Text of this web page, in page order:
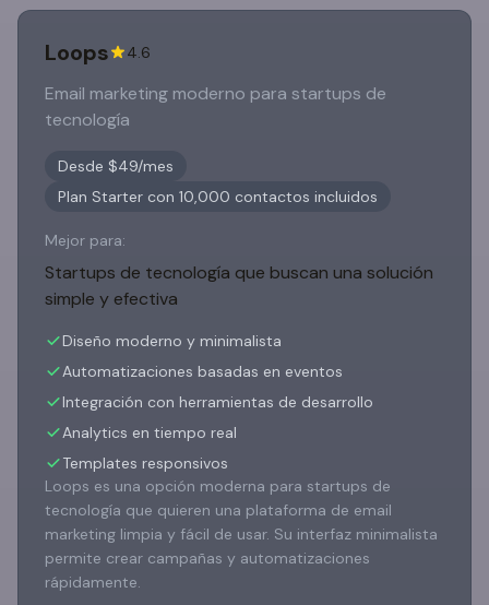
Loops 4.6
Email marketing moderno para startups de
tecnología
Desde $49/mes
Plan Starter con 10,000 contactos incluidos
Mejor para:
Startups de tecnología que buscan una solución
simple y efectiva
Diseño moderno y minimalista
Automatizaciones basadas en eventos
Integración con herramientas de desarrollo
Analytics en tiempo real
Templates responsivos
Loops es una opción moderna para startups de
tecnología que quieren una plataforma de email
marketing limpia y fácil de usar. Su interfaz minimalista
permite crear campañas y automatizaciones
rápidamente.